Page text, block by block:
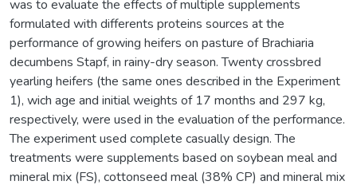
was to evaluate the effects of multiple supplements
formulated with differents proteins sources at the
performance of growing heifers on pasture of Brachiaria
decumbens Stapf, in rainy-dry season. Twenty crossbred
yearling heifers (the same ones described in the Experiment
1), wich age and initial weights of 17 months and 297 kg,
respectively, were used in the evaluation of the performance.
The experiment used complete casually design. The
treatments were supplements based on soybean meal and
mineral mix (FS), cottonseed meal (38% CP) and mineral mix